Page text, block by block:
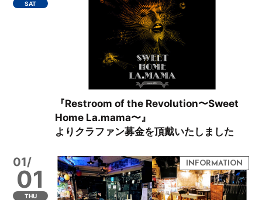
SAT
『Restroom of the Revolution〜Sweet
Home La.mama〜』
よりクラファン募金を頂戴いたしました
01/
01
THU